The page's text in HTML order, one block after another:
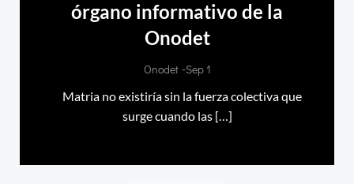
órgano informativo de la
Onodet
Onodet -Sep 1
Matria no existiría sin la fuerza colectiva que
surge cuando las […]